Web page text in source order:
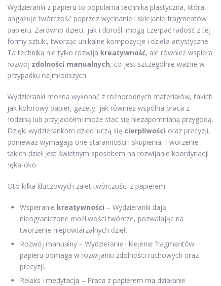
Wydzieranki z papieru to popularna technika plastyczna, która
angażuje twórczość poprzez wycinanie i sklejanie fragmentów
papieru. Zarówno dzieci, jak i dorośli mogą czerpać radość z tej
formy sztuki, tworząc unikalne kompozycje i dzieła artystyczne.
Ta technika nie tylko rozwija kreatywność, ale również wspiera
rozwój zdolności manualnych, co jest szczególnie ważne w
przypadku najmłodszych.
Wydzieranki można wykonać z różnorodnych materiałów, takich
jak kolorowy papier, gazety, jak również wspólna praca z
rodziną lub przyjaciółmi może stać się niezapomnianą przygodą.
Dzięki wydzierankom dzieci uczą się cierpliwości oraz precyzji,
ponieważ wymagają one staranności i skupienia. Tworzenie
takich dzieł jest świetnym sposobem na rozwijanie koordynacji
ręka-oko.
Oto kilka kluczowych zalet twórczości z papierem:
Wspieranie kreatywności – Wydzieranki dają
nieograniczone możliwości twórcze, pozwalając na
tworzenie niepowtarzalnych dzieł.
Rozwój manualny – Wydzieranie i klejenie fragmentów
papieru pomaga w rozwijaniu zdolności ruchowych oraz
precyzji.
Relaks i medytacja – Praca z papierem ma działanie